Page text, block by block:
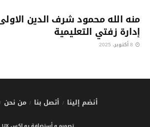
منه الله محمود شرف الدين
إدارة زفتي التعليمية
أنضم إلينا أتصل بنا من نحن